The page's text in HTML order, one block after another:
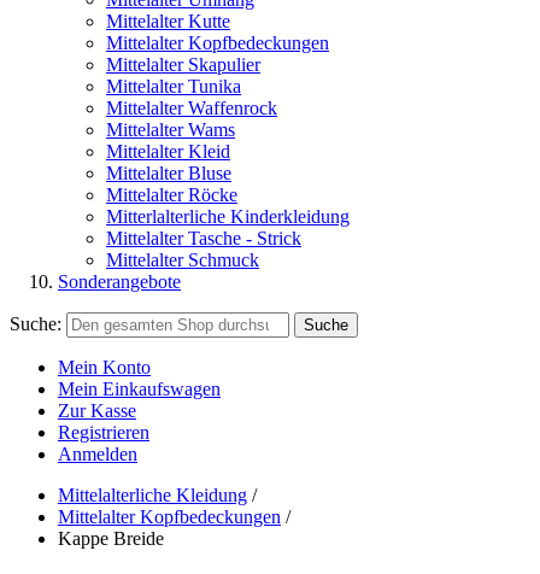
Mittelalter Kutte
Mittelalter Kopfbedeckungen
Mittelalter Skapulier
Mittelalter Tunika
Mittelalter Waffenrock
Mittelalter Wams
Mittelalter Kleid
Mittelalter Bluse
Mittelalter Röcke
Mitterlalterliche Kinderkleidung
Mittelalter Tasche - Strick
Mittelalter Schmuck
Sonderangebote
Suche: Suche
Mein Konto
Mein Einkaufswagen
Zur Kasse
Registrieren
Anmelden
Mittelalterliche Kleidung /
Mittelalter Kopfbedeckungen /
Kappe Breide